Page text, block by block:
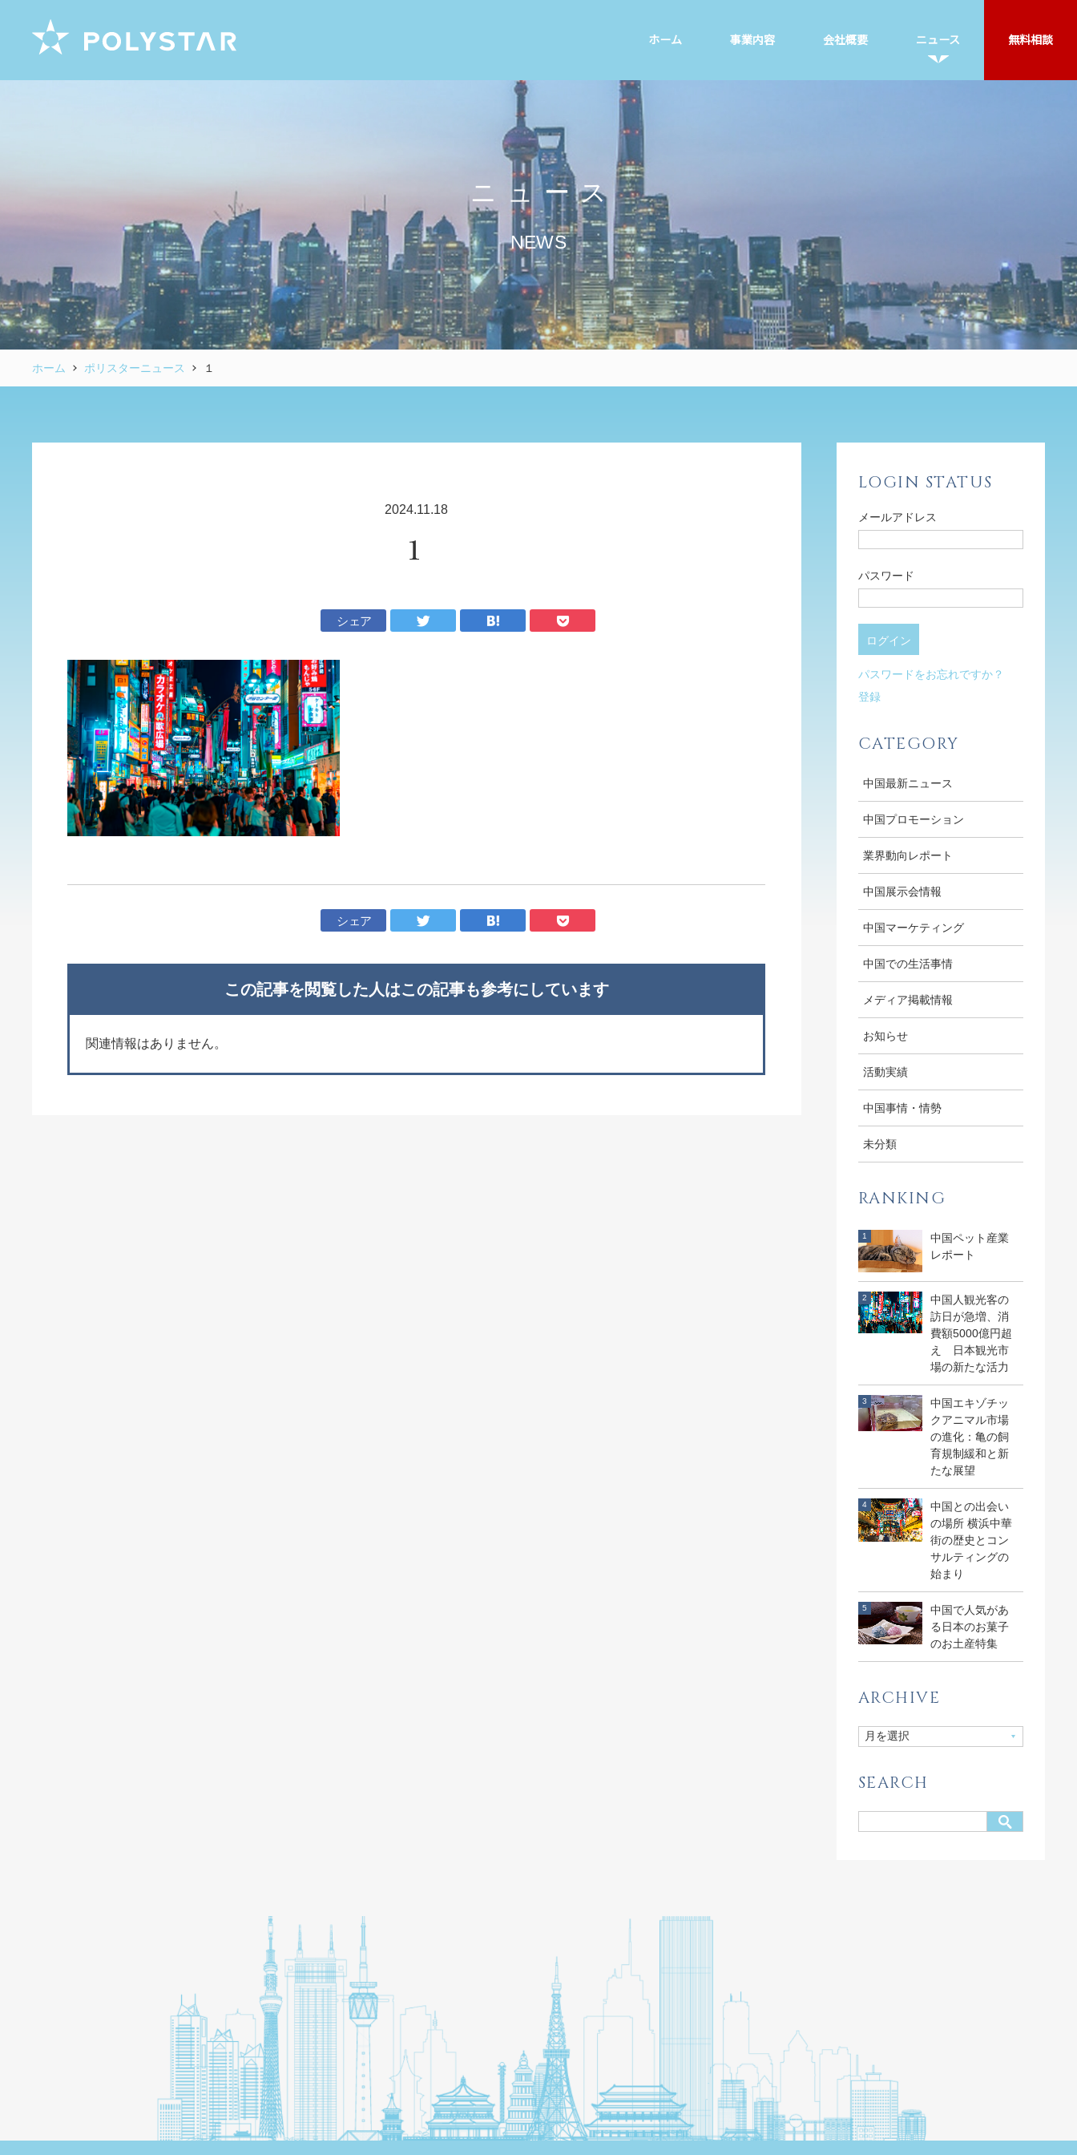
ホーム 事業内容 会社概要 ニュース 無料相談
ニュース
NEWS
ホーム ポリスターニュース １
2024.11.18
１
シェア
シェア
この記事を閲覧した人はこの記事も参考にしています
関連情報はありません。
LOGIN STATUS
メールアドレス
パスワード
パスワードをお忘れですか？
登録
CATEGORY
中国最新ニュース
中国プロモーション
業界動向レポート
中国展示会情報
中国マーケティング
中国での生活事情
メディア掲載情報
お知らせ
活動実績
中国事情・情勢
未分類
RANKING
中国ペット産業
レポート
中国人観光客の
訪日が急増、消
費額5000億円超
え 日本観光市
場の新たな活力
中国エキゾチッ
クアニマル市場
の進化：亀の飼
育規制緩和と新
たな展望
中国との出会い
の場所 横浜中華
街の歴史とコン
サルティングの
始まり
中国で人気があ
る日本のお菓子
のお土産特集
ARCHIVE
SEARCH